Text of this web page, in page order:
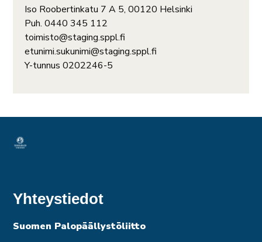
Iso Roobertinkatu 7 A 5, 00120 Helsinki
Puh. 0440 345 112
toimisto@staging.sppl.fi
etunimi.sukunimi@staging.sppl.fi
Y-tunnus 0202246-5
Yhteystiedot
Suomen Palopäällystöliitto